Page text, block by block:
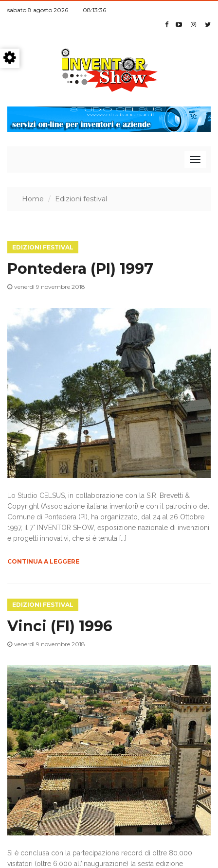
sabato 8 agosto 2026 08:13:37
n
a
v
i
a
Home Edizioni festival
EDIZIONI FESTIVAL
Pontedera (PI) 1997
venerdì 9 novembre 2018
Lo Studio CELSUS, in collaborazione con la S.R. Brevetti &
Copyright (Associazione italiana inventori) e con il patrocinio del
Comune di Pontedera (PI), ha organizzato, dal 24 al 26 Ottobre
1997, il 7° INVENTOR SHOW, esposizione nazionale di invenzioni
e progetti innovativi, che si è tenuta [...]
CONTINUA A LEGGERE
EDIZIONI FESTIVAL
Vinci (FI) 1996
venerdì 9 novembre 2018
Si è conclusa con la partecipazione record di oltre 80.000
visitatori (oltre 6.000 all’inaugurazione) la sesta edizione